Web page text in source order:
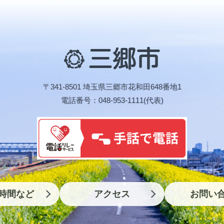
三
郷
〒341-8501 埼玉県三郷市花和田648番地1
電話番号：048-953-1111(代表)
間など アクセス お問い